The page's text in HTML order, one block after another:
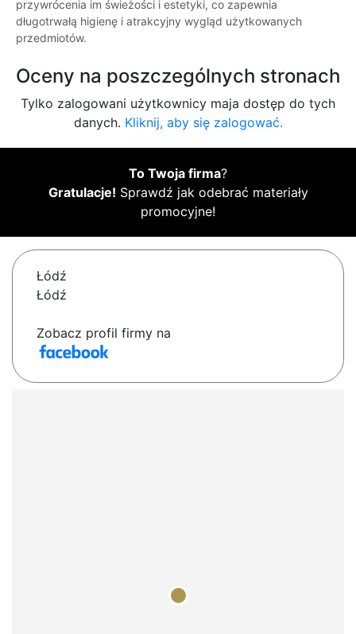
przywrócenia im świeżości i estetyki, co zapewnia
długotrwałą higienę i atrakcyjny wygląd użytkowanych
przedmiotów.
Oceny na poszczególnych stronach
Tylko zalogowani użytkownicy maja dostęp do tych
danych. Kliknij, aby się zalogować.
To Twoja firma?
Gratulacje! Sprawdź jak odebrać materiały
promocyjne!
Łódź
Łódź
Zobacz profil firmy na